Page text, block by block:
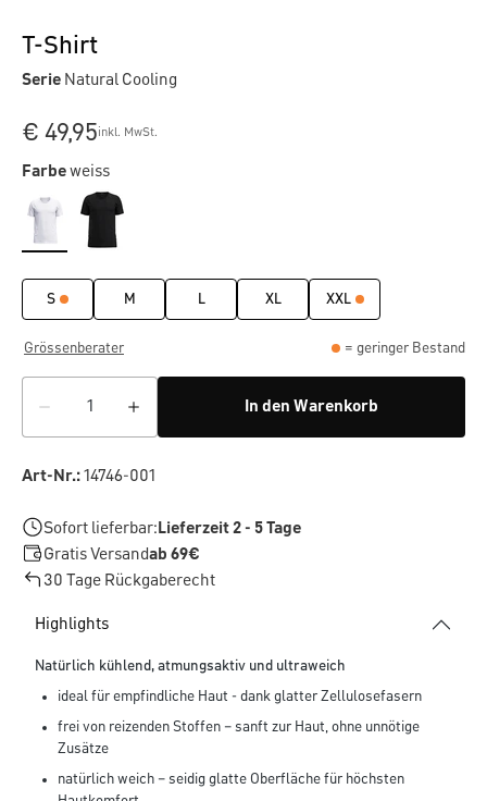
T-Shirt
Serie Natural Cooling
€ 49,95inkl. MwSt.
Farbeweiss
S M L XL XXL
Grössenberater = geringer Bestand
In den Warenkorb
Art-Nr.:14746-001
Sofort lieferbar:Lieferzeit 2 - 5 Tage
Gratis Versandab 69€
30 Tage Rückgaberecht
Highlights
Natürlich kühlend, atmungsaktiv und ultraweich
ideal für empfindliche Haut - dank glatter Zellulosefasern
frei von reizenden Stoffen – sanft zur Haut, ohne unnötige
Zusätze
natürlich weich – seidig glatte Oberfläche für höchsten